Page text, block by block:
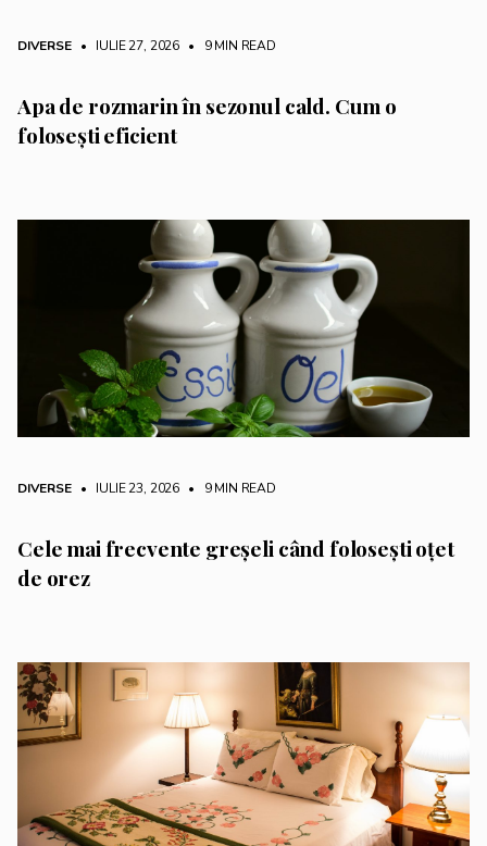
DIVERSE • IULIE 27, 2026 • 9 MIN READ
Apa de rozmarin în sezonul cald. Cum o
folosești eficient
DIVERSE • IULIE 23, 2026 • 9 MIN READ
Cele mai frecvente greșeli când folosești oțet
de orez